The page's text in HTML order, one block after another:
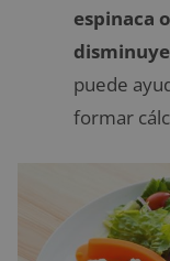
espinaca
puede
formar